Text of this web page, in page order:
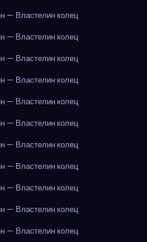
— Властелин колец
— Властелин колец
— Властелин колец
— Властелин колец
— Властелин колец
— Властелин колец
— Властелин колец
— Властелин колец
— Властелин колец
— Властелин колец
— Властелин колец